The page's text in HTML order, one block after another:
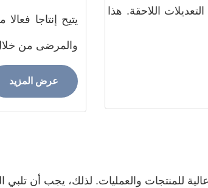
اللاحقة. هذا
يتيح إنتاجا
والمرضى من خلال
عرض المزيد
للمنتجات والعمليات. لذلك، يجب أن تلبي